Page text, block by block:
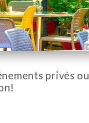
privés ou